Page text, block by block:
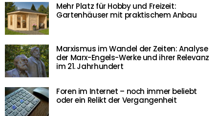
Mehr Platz für Hobby und Freizeit:
Gartenhäuser mit praktischem Anbau
Marxismus im Wandel der Zeiten: Analyse
der Marx-Engels-Werke und ihrer Relevanz
im 21. Jahrhundert
Foren im Internet – noch immer beliebt
oder ein Relikt der Vergangenheit